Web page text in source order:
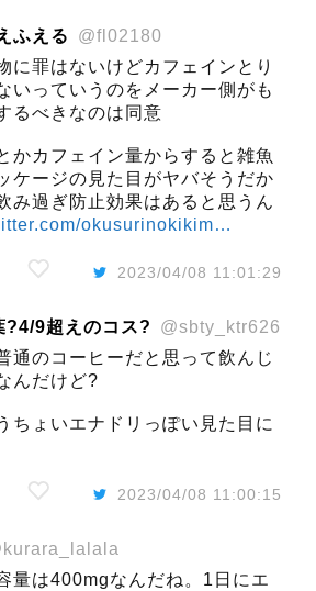
ふえる
@fl02180
に罪はないけどカフェインとり
いっていうのをメーカー側がも
るべきなのは同意
かカフェイン量からすると雑魚
ケージの見た目がヤバそうだか
み過ぎ防止効果はあると思うん
okusurinokikim…
2023/04/08 11:01:29
?4/9超えのコス?️
@sbty_ktr626
通のコーヒーだと思って飲んじ
んだけど?
ちょいエナドリっぽい見た目に
2023/04/08 11:00:15
量は400mgなんだね。1日にエ